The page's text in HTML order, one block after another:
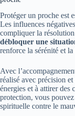
Protéger un proche est
Les influences
compliquer la
débloquer une
renforce la sérénité et
Avec
réalisé avec précision
énergies et à attirer des
protection, vous
spirituelle contre le